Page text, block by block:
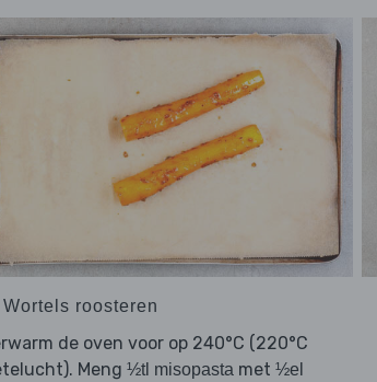
Wortels roosteren
de oven voor op 240°C (220°C
Meng ½tl misopasta met ½el